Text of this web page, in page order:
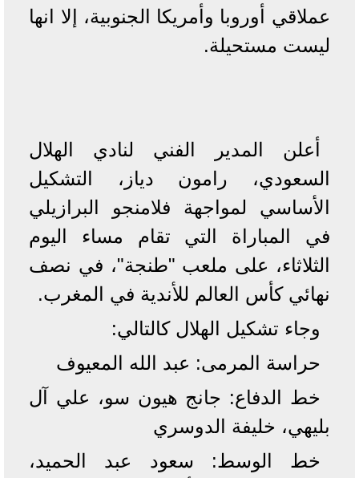
عملاقي أوروبا وأمريكا الجنوبية، إلا انها
ليست مستحيلة.
أعلن المدير الفني لنادي الهلال
السعودي، رامون دياز، التشكيل
الأساسي لمواجهة فلامنجو البرازيلي
في المباراة التي تقام مساء اليوم
الثلاثاء، على ملعب "طنجة"، في نصف
نهائي كأس العالم للأندية في المغرب.
وجاء تشكيل الهلال كالتالي:
حراسة المرمى: عبد الله المعيوف
خط الدفاع: جانج هيون سو، علي آل
بليهي، خليفة الدوسري
خط الوسط: سعود عبد الحميد،